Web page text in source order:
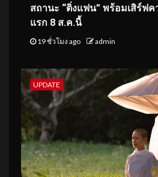
สถานะ “ติ่งแฟน” พร้อมเสิร์ฟ
แรก 8 ส.ค.นี้
19 ชั่วโมง ago admin
UPDATE